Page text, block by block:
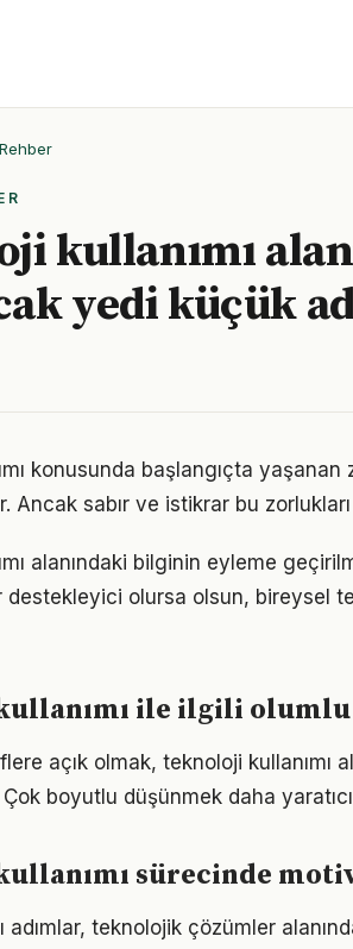
kullanımı
yedi küçük
konusunda başlangıçta
Ancak sabır ve istikrar bu
alanındaki bilginin eyleme
destekleyici olursa olsun, bireysel
ile ilgili
açık olmak, teknoloji kullanımı
boyutlu düşünmek daha
sürecinde
adımlar, teknolojik çözümler